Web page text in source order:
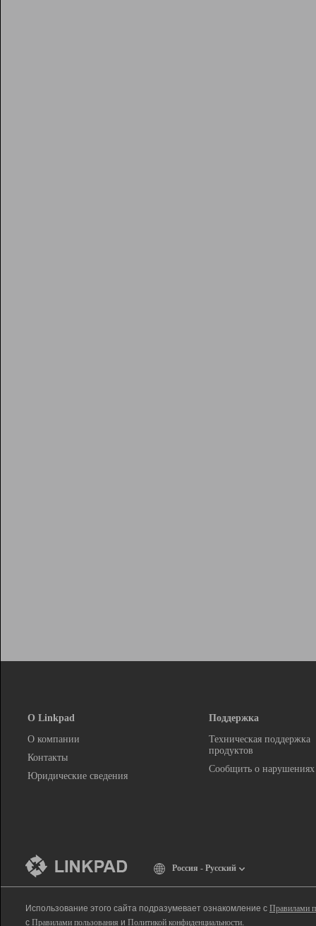
О Linkpad
О компании
Контакты
Юридические сведения
Поддержка
Техническая поддержка
продуктов
Сообщить о нарушениях
Россия - Русский
Использование этого сайта подразумевает ознакомление с Правилами
с Правилами пользования и Политикой конфиденциальности.